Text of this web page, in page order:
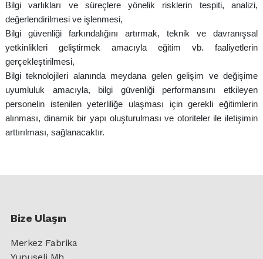
Bilgi varlıkları ve süreçlere yönelik risklerin tespiti, analizi,
değerlendirilmesi ve işlenmesi,
Bilgi güvenliği farkındalığını artırmak, teknik ve davranışsal
yetkinlikleri geliştirmek amacıyla eğitim vb. faaliyetlerin
gerçekleştirilmesi,
Bilgi teknolojileri alanında meydana gelen gelişim ve değişime
uyumluluk amacıyla, bilgi güvenliği performansını etkileyen
personelin istenilen yeterliliğe ulaşması için gerekli eğitimlerin
alınması, dinamik bir yapı oluşturulması ve otoriteler ile iletişimin
arttırılması, sağlanacaktır.
Bize Ulaşın
Merkez Fabrika